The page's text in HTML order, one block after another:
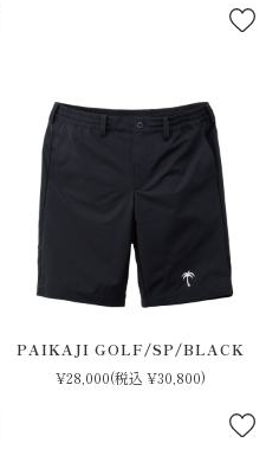
閉じる
PAIKAJI GOLF/SP/BLACK
¥28,000(税込 ¥30,800)